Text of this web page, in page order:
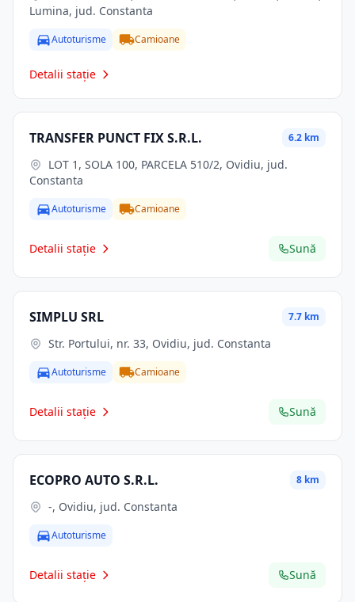
Lumina, jud. Constanta
Autoturisme Camioane
Detalii stație
TRANSFER PUNCT FIX S.R.L. 6.2 km
Constanta
Autoturisme Camioane
Detalii stație Sună
SIMPLU SRL 7.7 km
Str. Portului, nr. 33, Ovidiu, jud. Constanta
Autoturisme Camioane
Detalii stație Sună
ECOPRO AUTO S.R.L. 8 km
-, Ovidiu, jud. Constanta
Autoturisme
Detalii stație Sună